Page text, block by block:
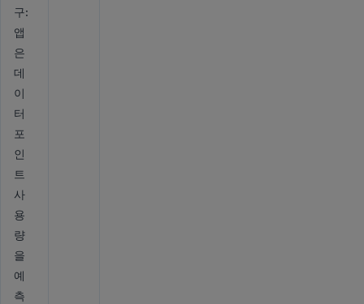
구:
앱
은
데
이
터
포
인
트
사
용
량
을
예
측